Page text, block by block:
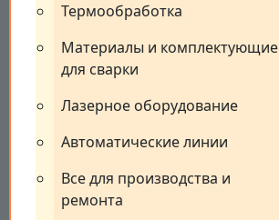
Термообработка
Материалы и комплектующие
для сварки
Лазерное оборудование
Автоматические линии
Все для производства и
ремонта